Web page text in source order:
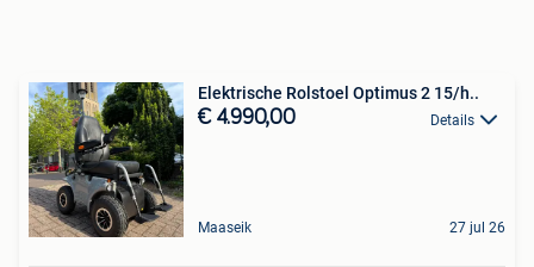
Elektrische Rolstoel Optimus 2 15/h..
€ 4.990,00 Details
Maaseik 27 jul 26